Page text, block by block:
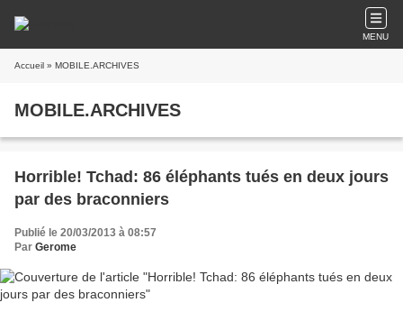
MENU
Accueil » MOBILE.ARCHIVES
MOBILE.ARCHIVES
Horrible! Tchad: 86 éléphants tués en deux jours
par des braconniers
Publié le 20/03/2013 à 08:57
Par Gerome